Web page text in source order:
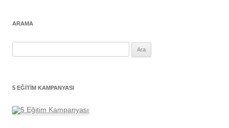
ARAMA
5 EĞITIM KAMPANYASI